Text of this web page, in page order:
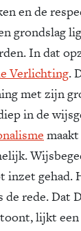
en de
grondslag
In dat
Verlichting.
met zijn
in de
inzet gehad.
de rede. Dat
lijkt een